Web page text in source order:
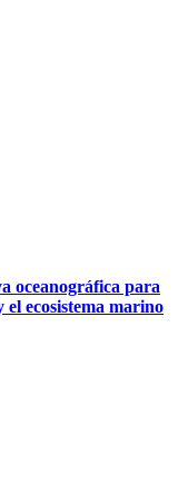
oceanográfica para
ecosistema marino